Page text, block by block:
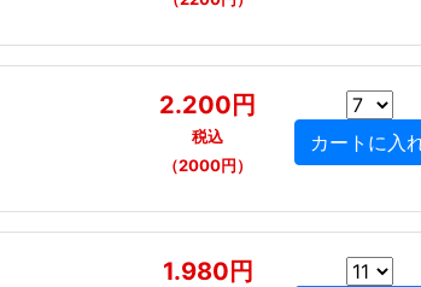
2.200円
税込
（2000円）
1.980円